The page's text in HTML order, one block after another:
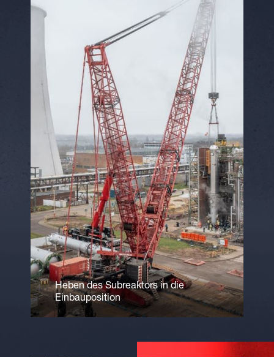
Heben des Subreaktors in die
Einbauposition